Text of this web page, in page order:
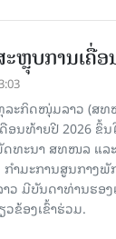
ບການເຄື່ອ
ະກິດໜຸ່ມລາວ (ສທ
ອນທ້າຍປີ 2026 ຂຶ້
ທະນາ ສທໜລ ແລະ
ຳມະການສູນກາງພັ
ມີບັນດາທ່ານຮອ
ຂ້ອງເຂົ້າຮ່ວມ.